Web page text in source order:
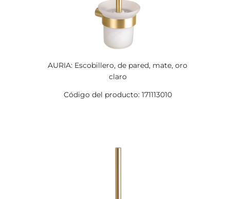
AURIA: Escobillero, de pared, mate, oro
claro
Código del producto: 171113010